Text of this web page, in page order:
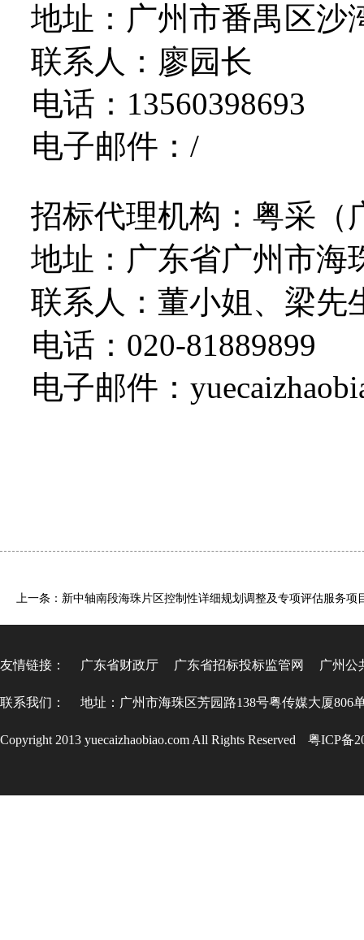
地址：广州市番禺区沙
联系人： 廖园长
电话： 13560398693
电子邮件： /
招标代理机构：粤采（
地址：广东省广州市海
联系人： 董小姐 、梁先
电话： 020-81889899
电子邮件：
上一条：新中轴南段海珠片区控制性详细规划调整及专项评估服务项
友情链接： 广东省财政厅 广东省招标投标监管网 广州公
联系我们： 地址：广州市海珠区芳园路138号粤传媒大厦806
Copyright 2013 yuecaizhaobiao.com All Rights Reserved 粤ICP备